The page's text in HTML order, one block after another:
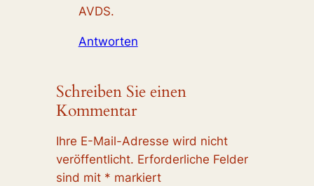
AVDS.
Antworten
Schreiben Sie einen
Kommentar
Ihre E-Mail-Adresse wird nicht
veröffentlicht. Erforderliche Felder
sind mit * markiert